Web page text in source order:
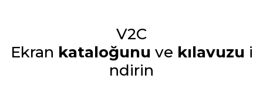
V2C
Ekran kataloğunu ve kılavuzu i
ndirin